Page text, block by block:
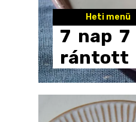
Heti menü
7 nap 7
rántott